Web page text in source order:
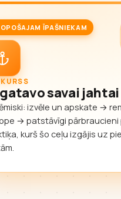
ĪPAŠNIEKAM
savai jahtai
izvēle un apskate →
→ patstāvīgi pārbraucieni
kurš šo ceļu izgājis uz